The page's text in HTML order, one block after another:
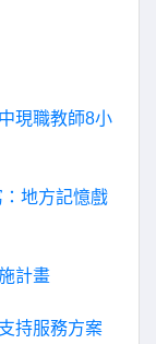
現職教師8小
地方記憶戲
計畫
持服務方案